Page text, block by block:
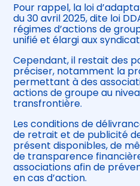
Pour rappel, la loi
du 30 avril 2025, dite loi
régimes d’actions de
unifié et élargi aux
Cependant, il restait des
préciser, notamment la
permettant à des
actions de groupe au
transfrontière.
Les conditions de
de retrait et de publicité
présent disponibles, de
de transparence
associations afin de
en cas d’action.